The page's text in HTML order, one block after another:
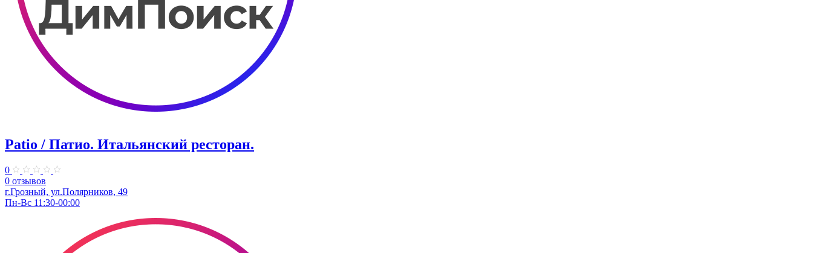
Patio / Патио. Итальянский ресторан.
0
0 отзывов
г.Грозный, ул.Полярников, 49
Пн-Вс 11:30-00:00